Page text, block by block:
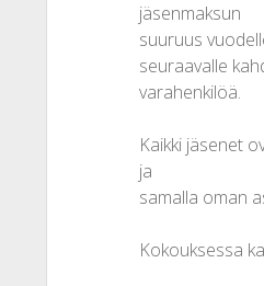
jäsenmaksun
suuruus
seuraavalle
varahenkilöä.
Kaikki jäsenet
ja
samalla oman
Kokouksessa